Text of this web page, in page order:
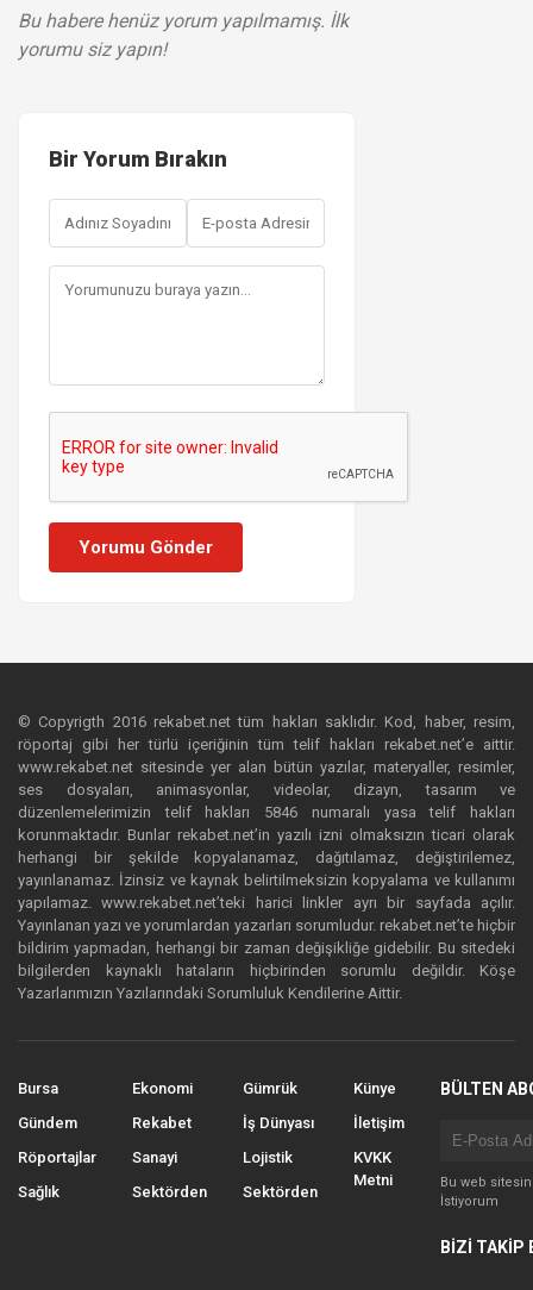
Bu habere henüz yorum yapılmamış. İlk
yorumu siz yapın!
Bir Yorum Bırakın
Yorumu Gönder
© Copyrigth 2016 rekabet.net tüm hakları saklıdır. Kod, haber, resim,
röportaj gibi her türlü içeriğinin tüm telif hakları rekabet.net’e aittir.
www.rekabet.net sitesinde yer alan bütün yazılar, materyaller, resimler,
ses dosyaları, animasyonlar, videolar, dizayn, tasarım ve
düzenlemelerimizin telif hakları 5846 numaralı yasa telif hakları
korunmaktadır. Bunlar rekabet.net’in yazılı izni olmaksızın ticari olarak
herhangi bir şekilde kopyalanamaz, dağıtılamaz, değiştirilemez,
yayınlanamaz. İzinsiz ve kaynak belirtilmeksizin kopyalama ve kullanımı
yapılamaz. www.rekabet.net’teki harici linkler ayrı bir sayfada açılır.
Yayınlanan yazı ve yorumlardan yazarları sorumludur. rekabet.net’te hiçbir
bildirim yapmadan, herhangi bir zaman değişikliğe gidebilir. Bu sitedeki
bilgilerden kaynaklı hataların hiçbirinden sorumlu değildir. Köşe
Yazarlarımızın Yazılarındaki Sorumluluk Kendilerine Aittir.
Bursa
Gündem
Röportajlar
Sağlık
Ekonomi
Rekabet
Sanayi
Sektörden
Gümrük
İş Dünyası
Lojistik
Sektörden
Künye
İletişim
KVKK
Metni
BÜLTEN
Bu web
İstiyorum
BİZİ TAKİP